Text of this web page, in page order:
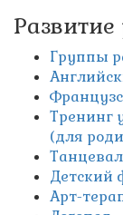
Развитие
Группы
Тренинг
(для
Детский
Арт-